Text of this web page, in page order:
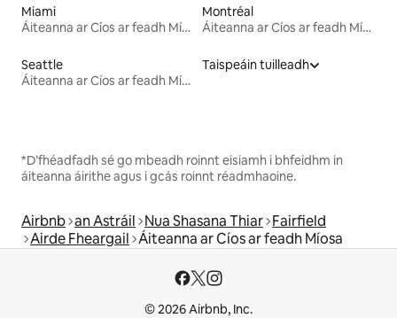
Miami
Áiteanna ar Cíos ar feadh Míosa
Montréal
Áiteanna ar Cíos ar feadh Míosa
Seattle
Áiteanna ar Cíos ar feadh Míosa
Taispeáin tuilleadh
*D’fhéadfadh sé go mbeadh roinnt eisiamh i bhfeidhm in
áiteanna áirithe agus i gcás roinnt réadmhaoine.
Airbnb an Astráil Nua Shasana Thiar Fairfield
Airde Fheargail Áiteanna ar Cíos ar feadh Míosa
© 2026 Airbnb, Inc.